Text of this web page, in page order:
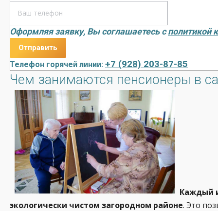
Оформляя заявку, Вы соглашаетесь сполитикой
Телефон горячей линии: +7 (928) 203-87-85
Чем занимаются пенсионеры в
Каждый
экологически чистом загородном районе. Это